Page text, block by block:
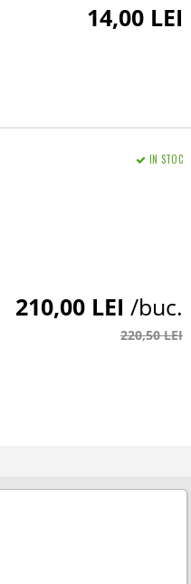
14,00 LEI
IN STOC
210,00 LEI /buc.
220,50 LEI